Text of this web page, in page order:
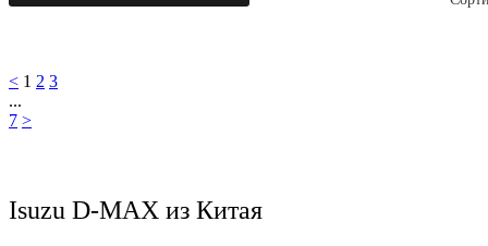
< 1 2 3
...
7 >
Isuzu D-MAX из Китая